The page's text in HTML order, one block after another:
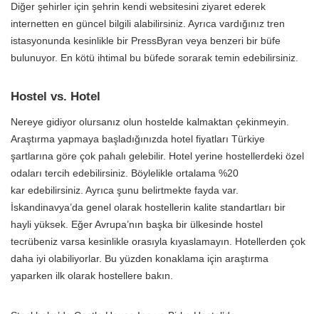
Diğer şehirler için şehrin kendi websitesini ziyaret ederek
internetten en güncel bilgili alabilirsiniz. Ayrıca vardığınız tren
istasyonunda kesinlikle bir PressByran veya benzeri bir büfe
bulunuyor. En kötü ihtimal bu büfede sorarak temin edebilirsiniz.
Hostel vs. Hotel
Nereye gidiyor olursanız olun hostelde kalmaktan çekinmeyin.
Araştırma yapmaya başladığınızda hotel fiyatları Türkiye
şartlarına göre çok pahalı gelebilir. Hotel yerine hostellerdeki özel
odaları tercih edebilirsiniz. Böylelikle ortalama %20
kar edebilirsiniz. Ayrıca şunu belirtmekte fayda var.
İskandinavya’da genel olarak hostellerin kalite standartları bir
hayli yüksek. Eğer Avrupa’nın başka bir ülkesinde hostel
tecrübeniz varsa kesinlikle orasıyla kıyaslamayın. Hotellerden çok
daha iyi olabiliyorlar. Bu yüzden konaklama için araştırma
yaparken ilk olarak hostellere bakın.